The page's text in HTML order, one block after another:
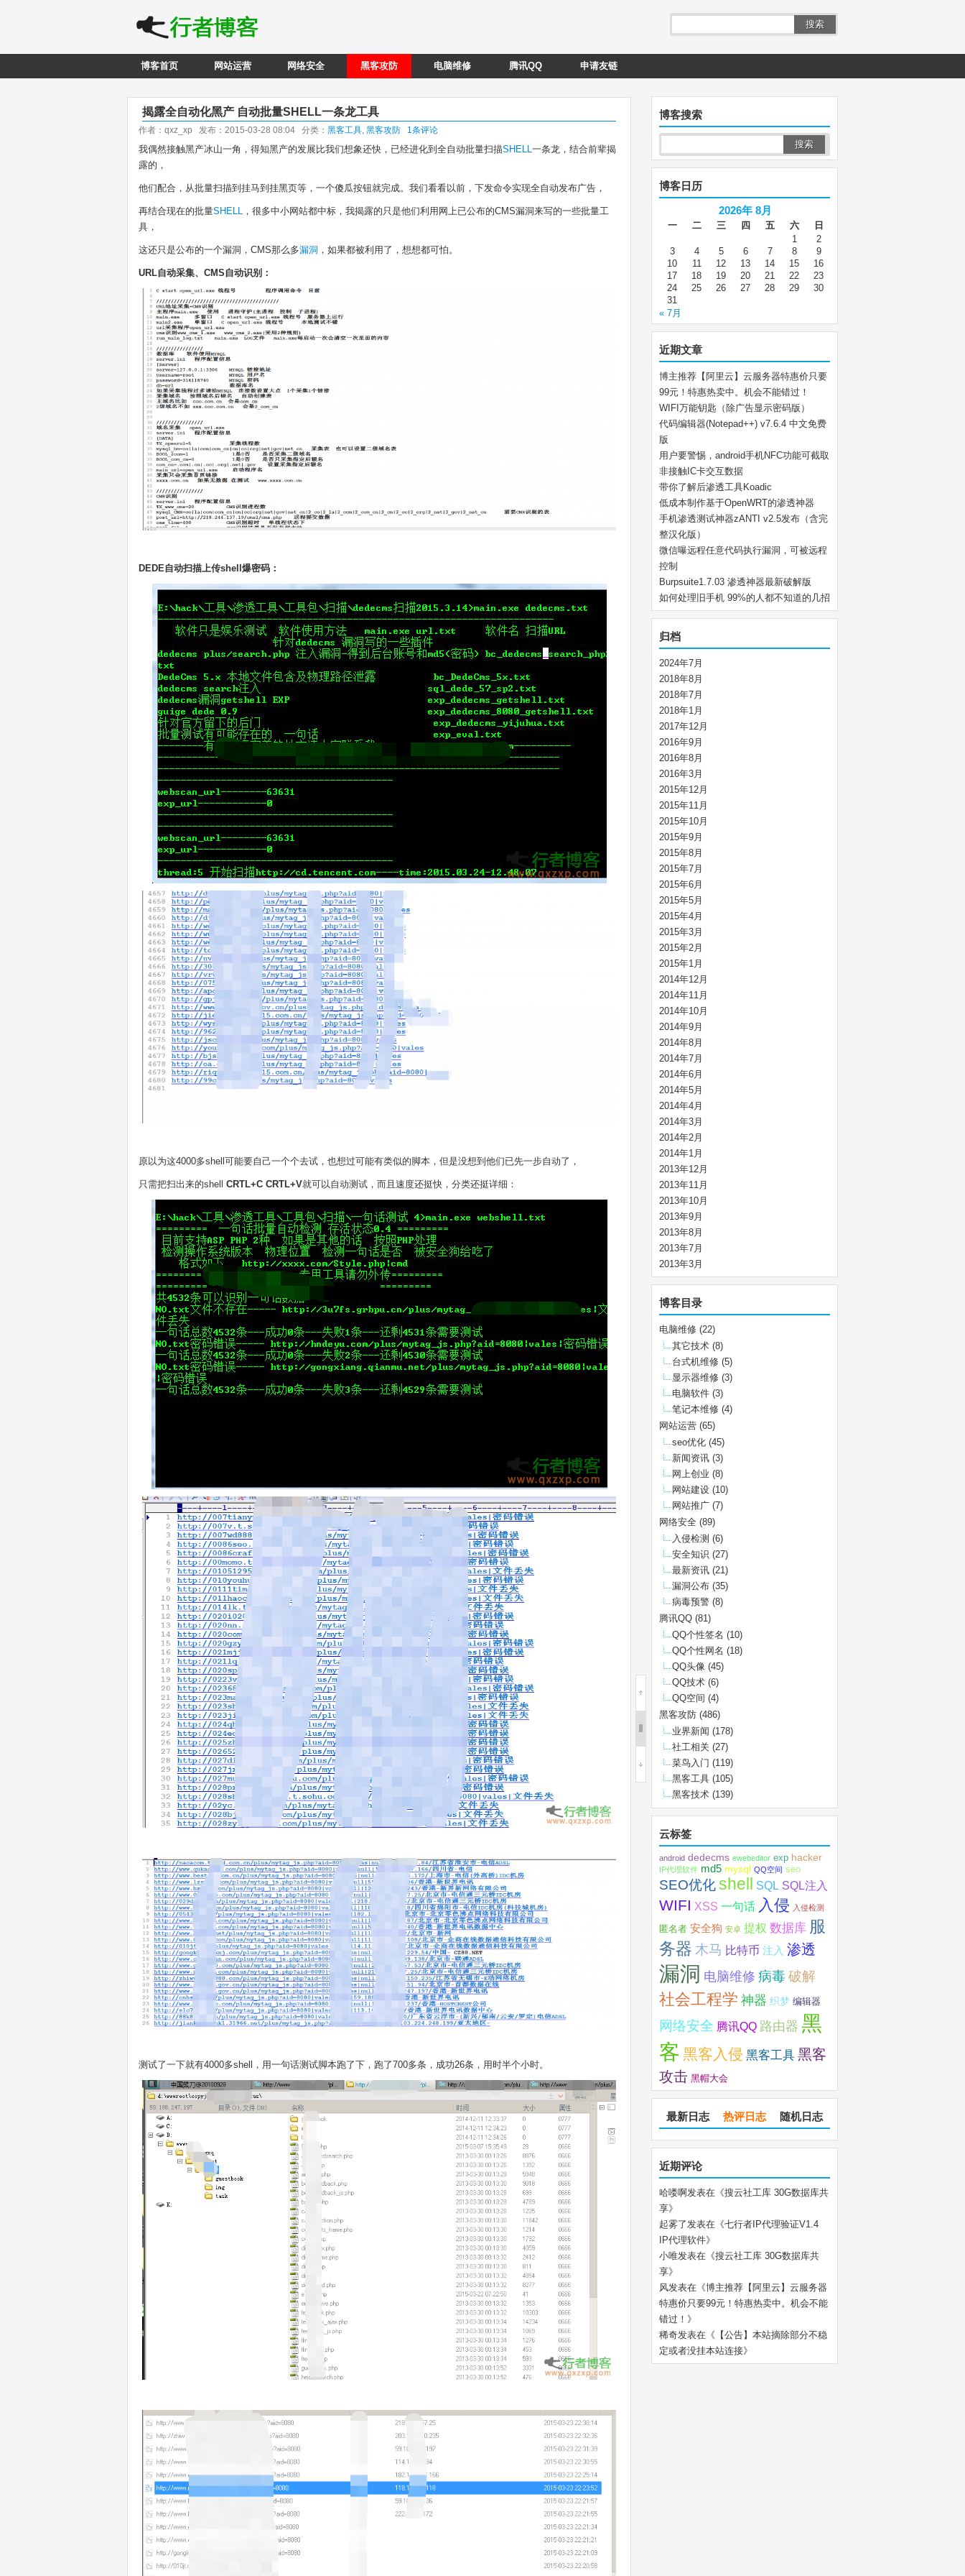
搜索
博客首页 网站运营 网络安全 黑客攻防 电脑维修 腾讯QQ 申请友链
揭露全自动化黑产 自动批量SHELL一条龙工具
作者：qxz_xp 发布：2015-03-28 08:04 分类： 黑客工具, 黑客攻防 1条评论
我偶然接触黑产冰山一角，得知黑产的发展比我们想象还快，已经进化到全自动批量扫描SHELL一条龙，结合前辈揭
露的，
他们配合，从批量扫描到挂马到挂黑页等，一个傻瓜按钮就完成。我们看看以前，下发命令实现全自动发布广告，
再结合现在的批量SHELL ，很多中小网站都中标，我揭露的只是他们利用网上已公布的CMS漏洞来写的一些批量工
具，
这还只是公布的一个漏洞，CMS那么多漏洞 ，如果都被利用了，想想都可怕。
URL自动采集、CMS自动识别：
DEDE自动扫描上传shell爆密码：
原以为这4000多shell可能要自己一个个去试，也想过可能有类似的脚本，但是没想到他们已先一步自动了，
只需把扫出来的shell CRTL+C CRTL+V就可以自动测试，而且速度还挺快，分类还挺详细：
测试了一下就有4000多shell，用一句话测试脚本跑了下，跑了700多条，成功26条，用时半个小时。
博客搜索
博客日历
2026年 8月
一 二 三 四 五 六
日
1
2
3
4 5 6 7 8
9
10
11 12 13 14 15
16
17
18 19 20 21 22
23
24
25 26 27 28 29
30
31
« 7月
近期文章
博主推荐【阿里云】云服务器特惠价只要
99元！特惠热卖中。机会不能错过！
WIFI万能钥匙（除广告显示密码版）
代码编辑器(Notepad++) v7.6.4 中文免费
版
用户要警惕，android手机NFC功能可截取
非接触IC卡交互数据
带你了解后渗透工具Koadic
低成本制作基于OpenWRT的渗透神器
手机渗透测试神器zANTI v2.5发布（含完
整汉化版）
微信曝远程任意代码执行漏洞，可被远程
控制
Burpsuite1.7.03 渗透神器最新破解版
如何处理旧手机 99%的人都不知道的几招
归档
2024年7月
2018年8月
2018年7月
2018年1月
2017年12月
2016年9月
2016年8月
2016年3月
2015年12月
2015年11月
2015年10月
2015年9月
2015年8月
2015年7月
2015年6月
2015年5月
2015年4月
2015年3月
2015年2月
2015年1月
2014年12月
2014年11月
2014年10月
2014年9月
2014年8月
2014年7月
2014年6月
2014年5月
2014年4月
2014年3月
2014年2月
2014年1月
2013年12月
2013年11月
2013年10月
2013年9月
2013年8月
2013年7月
2013年3月
博客目录
电脑维修 (22)
其它技术 (8)
台式机维修 (5)
显示器维修 (3)
电脑软件 (3)
笔记本维修 (4)
网站运营 (65)
seo优化 (45)
新闻资讯 (3)
网上创业 (8)
网站建设 (10)
网站推广 (7)
网络安全 (89)
入侵检测 (6)
安全知识 (27)
最新资讯 (21)
漏洞公布 (35)
病毒预警 (8)
腾讯QQ (81)
QQ个性签名 (10)
QQ个性网名 (18)
QQ头像 (45)
QQ技术 (6)
QQ空间 (4)
黑客攻防 (486)
业界新闻 (178)
社工相关 (27)
菜鸟入门 (119)
黑客工具 (105)
黑客技术 (139)
云标签
android dedecms ewebeditor exp hacker
IP代理软件 md5 mysql QQ空间 seo
SEO优化shell SQL SQL注入
WIFI XSS 一句话 入侵 入侵检测
匿名者 安全狗 安卓 提权 数据库 服
务器 木马 比特币 注入 渗透
漏洞 电脑维修 病毒破解
社会工程学 神器 织梦 编辑器
网络安全 腾讯QQ 路由器 黑
客 黑客入侵 黑客工具 黑客
攻击 黑帽大会
最新日志 热评日志 随机日志
近期评论
哈喽啊发表在《搜云社工库 30G数据库共
享》
起雾了发表在《七行者IP代理验证V1.4
IP代理软件》
小唯发表在《搜云社工库 30G数据库共
享》
风发表在《博主推荐【阿里云】云服务器
特惠价只要99元！特惠热卖中。机会不能
错过！ 》
稀奇发表在《 【公告】本站摘除部分不稳
定或者没挂本站连接》